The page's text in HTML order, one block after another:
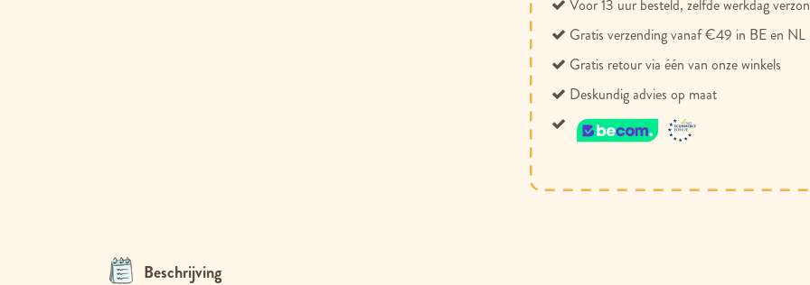
Voor 13 uur besteld, zelfde werkdag
Gratis verzending vanaf €49 in BE en NL
Gratis retour via één van onze winkels
Deskundig advies op maat
Beschrijving